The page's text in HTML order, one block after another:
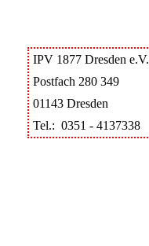
IPV 1877 Dresden e.V.
Postfach 280 349
01143 Dresden
Tel.: 0351 - 4137338